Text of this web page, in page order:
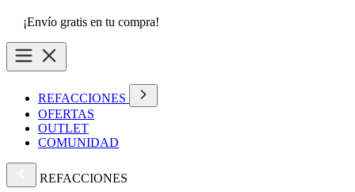
¡Envío gratis en tu compra!
REFACCIONES
OFERTAS
OUTLET
COMUNIDAD
REFACCIONES